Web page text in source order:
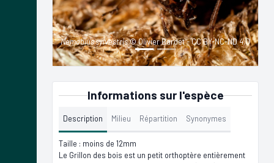
Nemobius sylvestris© Olivier Bardet - CC BY-NC-ND 4.0
Informations sur l'espèce
Description Milieu Répartition Synonymes
Taille : moins de 12mm
Le Grillon des bois est un petit orthoptère entièrement